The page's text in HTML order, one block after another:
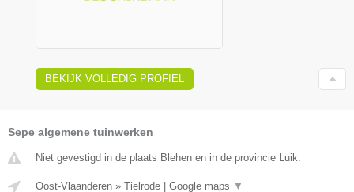
BEKIJK VOLLEDIG PROFIEL
Sepe algemene tuinwerken
Niet gevestigd in de plaats Blehen en in de provincie Luik.
Oost-Vlaanderen » Tielrode | Google maps ▼